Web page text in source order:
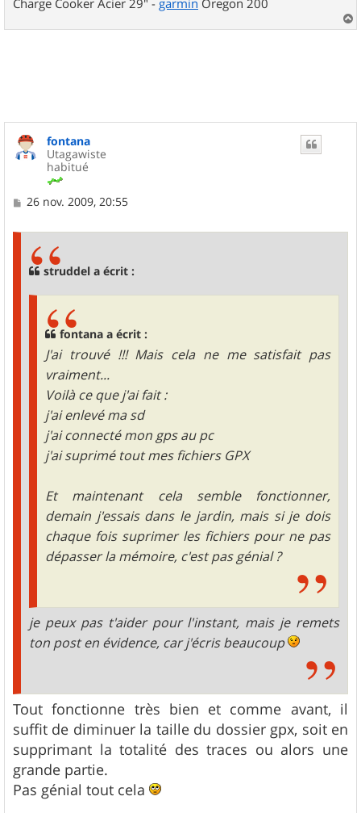
a
fontana
Utagawiste
habitué
M
26 nov. 2009, 20:55
struddel a écrit :
fontana a écrit :
J'ai trouvé !!! Mais cela ne me satisfait pas
vraiment...
Voilà ce que j'ai fait :
j'ai enlevé ma sd
j'ai connecté mon gps au pc
j'ai suprimé tout mes fichiers GPX
Et maintenant cela semble fonctionner,
demain j'essais dans le jardin, mais si je dois
chaque fois suprimer les fichiers pour ne pas
dépasser la mémoire, c'est pas génial ?
je peux pas t'aider pour l'instant, mais je remets
ton post en évidence, car j'écris beaucoup
Tout fonctionne très bien et comme avant, il
suffit de diminuer la taille du dossier gpx, soit en
supprimant la totalité des traces ou alors une
grande partie.
Pas génial tout cela